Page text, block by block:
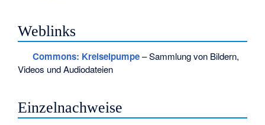
Weblinks
Commons: Kreiselpumpe– Sammlung von Bildern,
Videos und Audiodateien
Einzelnachweise